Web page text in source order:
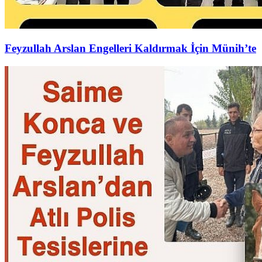
Feyzullah Arslan Engelleri Kaldırmak İçin Münih’te